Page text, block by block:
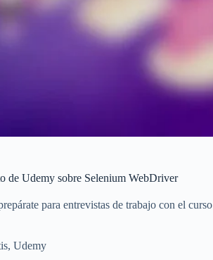
de Udemy sobre Selenium WebDriver
para entrevistas de trabajo con el curso
, Udemy